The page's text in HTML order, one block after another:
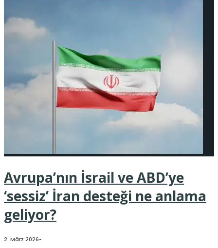
Avrupa’nın İsrail ve ABD’ye
‘sessiz’ İran desteği ne anlama
geliyor?
2. März 2026•